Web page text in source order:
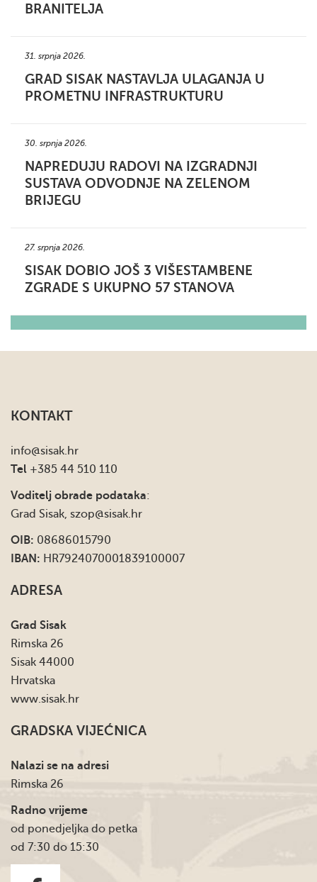
BRANITELJA
31. srpnja 2026.
GRAD SISAK NASTAVLJA ULAGANJA U
PROMETNU INFRASTRUKTURU
30. srpnja 2026.
NAPREDUJU RADOVI NA IZGRADNJI
SUSTAVA ODVODNJE NA ZELENOM
BRIJEGU
27. srpnja 2026.
SISAK DOBIO JOŠ 3 VIŠESTAMBENE
ZGRADE S UKUPNO 57 STANOVA
KONTAKT
info@sisak.hr
Tel +385 44 510 110
Voditelj obrade podataka:
Grad Sisak, szop@sisak.hr
OIB: 08686015790
IBAN: HR7924070001839100007
ADRESA
Grad Sisak
Rimska 26
Sisak 44000
Hrvatska
www.sisak.hr
GRADSKA VIJEĆNICA
Nalazi se na adresi
Rimska 26
Radno vrijeme
od ponedjeljka do petka
od 7:30 do 15:30